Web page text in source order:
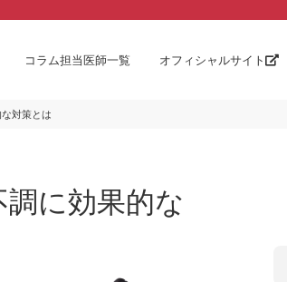
コラム担当医師一覧 オフィシャルサイト
対策とは
に効果的な